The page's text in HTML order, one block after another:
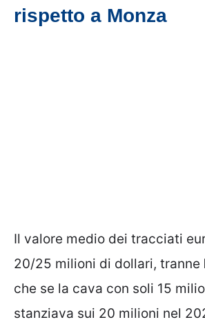
rispetto a Monza
Il valore medio dei tracciati
20/25 milioni di dollari, tranne
che se la cava con soli 15
stanziava sui 20 milioni nel